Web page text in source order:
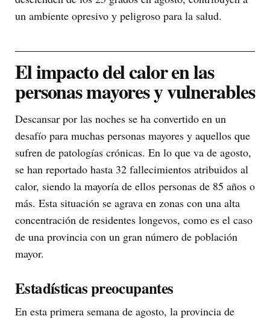
un ambiente opresivo y peligroso para la salud.
El impacto del calor en las
personas mayores y vulnerables
Descansar por las noches se ha convertido en un
desafío para muchas personas mayores y aquellos que
sufren de patologías crónicas. En lo que va de agosto,
se han reportado hasta 32 fallecimientos atribuidos al
calor, siendo la mayoría de ellos personas de 85 años o
más. Esta situación se agrava en zonas con una alta
concentración de residentes longevos, como es el caso
de una provincia con un gran número de población
mayor.
Estadísticas preocupantes
En esta primera semana de agosto, la provincia de